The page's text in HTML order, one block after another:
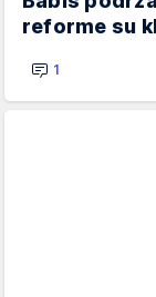
reforme su
1